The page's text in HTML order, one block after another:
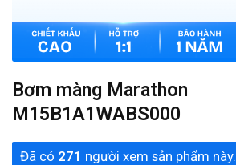
Bơm màng Marathon
M15B1A1WABS000
Đã có 271 người xem sản phẩm này.